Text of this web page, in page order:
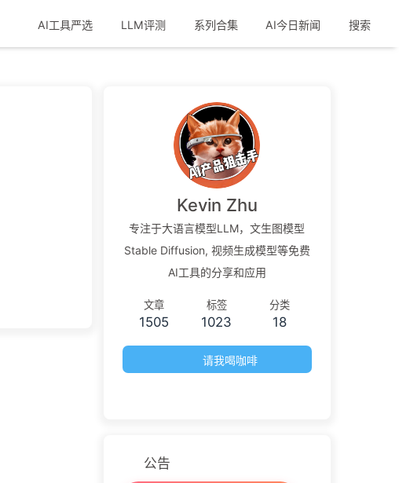
AI工具严选 LLM评测 系列合集 AI今日新闻 搜索
Kevin Zhu
专注于大语言模型LLM，文生图模型
Stable Diffusion, 视频生成模型等免费
AI工具的分享和应用
文章
1505
标签
1023
分类
18
请我喝咖啡
公告